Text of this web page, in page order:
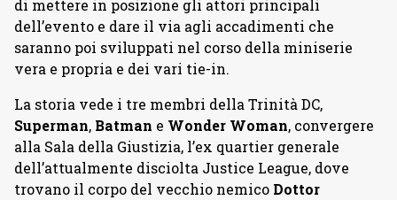
di mettere in posizione gli attori principali
dell’evento e dare il via agli accadimenti che
saranno poi sviluppati nel corso della miniserie
vera e propria e dei vari tie-in.
La storia vede i tre membri della Trinità DC,
Superman, Batman e Wonder Woman, convergere
alla Sala della Giustizia, l’ex quartier generale
dell’attualmente disciolta Justice League, dove
trovano il corpo del vecchio nemico Dottor